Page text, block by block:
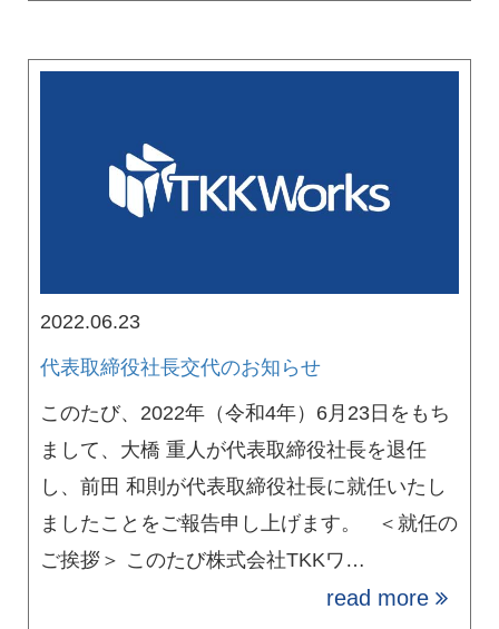
2022.06.23
代表取締役社長交代のお知らせ
このたび、2022年（令和4年）6月23日をもち
まして、大橋 重人が代表取締役社長を退任
し、前田 和則が代表取締役社長に就任いたし
ましたことをご報告申し上げます。 ＜就任の
ご挨拶＞ このたび株式会社TKKワ…
read more